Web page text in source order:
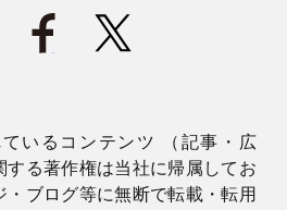
いるコンテンツ （記事・広
する著作権は当社に帰属してお
・ブログ等に無断で転載・転用